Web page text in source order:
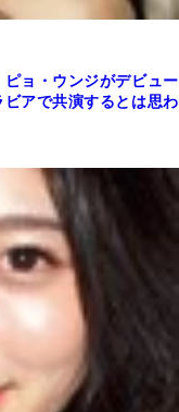
ピョ・ウンジがデビュー
アで共演するとは思わ